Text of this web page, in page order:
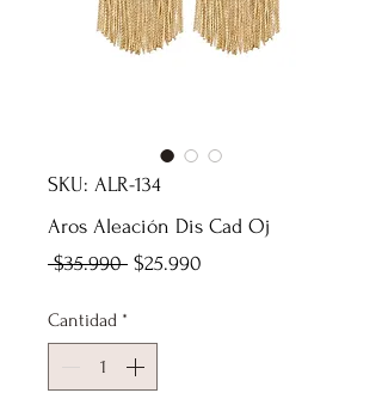
SKU: ALR-134
Aros Aleación Dis Cad Oj
$35.990 Precio
$25.990
Cantidad *